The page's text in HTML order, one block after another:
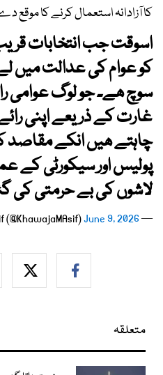
کا آزادانہ استعمال کرنے کا موقع
اسوقت جب انتخابات
کو عوام کی عدالت میں
سوچ ھے۔ جو لوگ عوامی
غارت کے ذریعے اپنی
چاہتے ھیں انکے مقاصد
پولیس اور سیکورٹی کے
لاشوں کی بے حرمتی
— Khawaja M. Asif (@KhawajaMAsif)
June 9, 2026
متعلقہ